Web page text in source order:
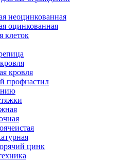
неоцинкованная
оцинкованная
кровля
профнастил
цинк